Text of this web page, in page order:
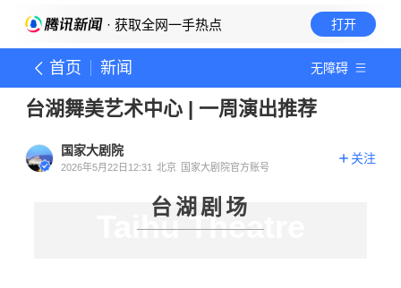
· 获取全网一手热点 打开
首页 新闻 无障碍
台湖舞美艺术中心 | 一周演出推荐
国家大剧院
2026年5月22日12:31 北京 国家大剧院官方账号
关注
Taihu Theatre
台湖剧场